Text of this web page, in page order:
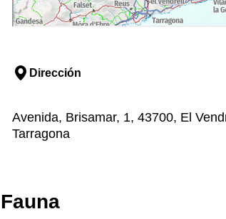
Dirección
Avenida, Brisamar, 1, 43700, El
Tarragona
Fauna